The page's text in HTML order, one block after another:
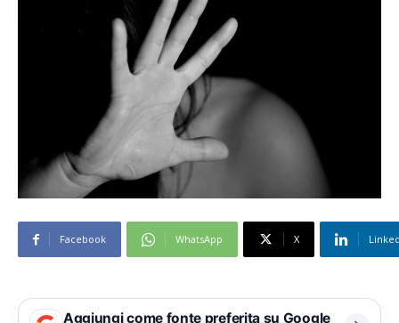
Facebook WhatsApp X
Aggiungi come fonte preferita su Google